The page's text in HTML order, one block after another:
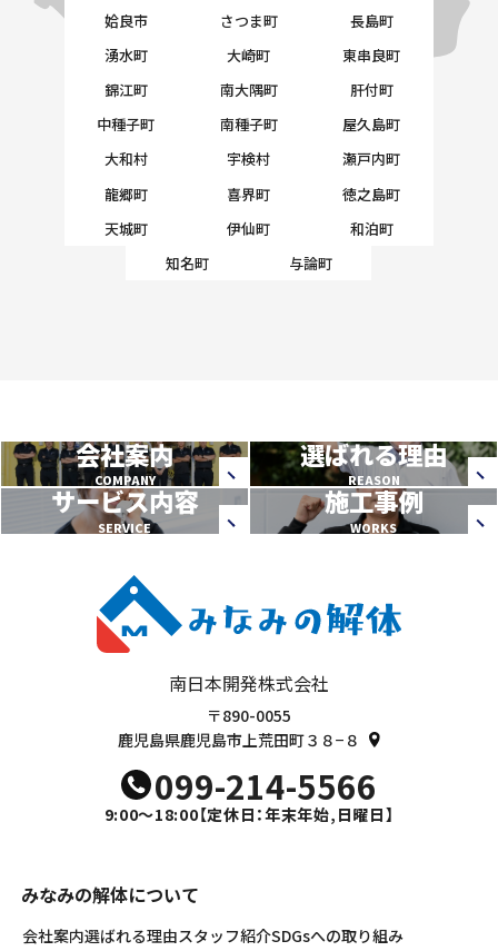
姶良市
さつま町
長島町
湧水町
大崎町
東串良町
錦江町
南大隅町
肝付町
中種子町
南種子町
屋久島町
大和村
宇検村
瀬戸内町
龍郷町
喜界町
徳之島町
天城町
伊仙町
和泊町
知名町
与論町
会社案内
COMPANY
選ばれる理由
REASON
サービス内容
SERVICE
施工事例
WORKS
南日本開発株式会社
〒890-0055
鹿児島県鹿児島市上荒田町３８−８
099-214-5566
9:00～18:00【定休日：年末年始,日曜日】
みなみの解体について
会社案内選ばれる理由スタッフ紹介SDGsへの取り組み